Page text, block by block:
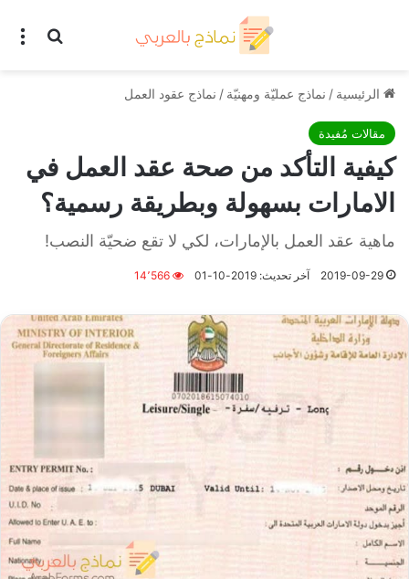
بحث
الرئيسية / نماذج عمليّة ومهنيّة / نماذج عقود العمل
مقالات مُفيدة
كيفية التأكد من صحة عقد العمل في
الامارات بسهولة وبطريقة رسمية؟
ماهية عقد العمل بالإمارات، لكي لا تقع ضحيّة النصب!
2019-09-29 آخر تحديث: 2019-10-01 14٬566